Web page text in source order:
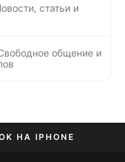
статьи и
общение и
НА IPHONE